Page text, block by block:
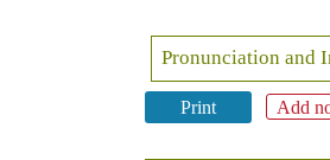
Pronunciation and
Print Add